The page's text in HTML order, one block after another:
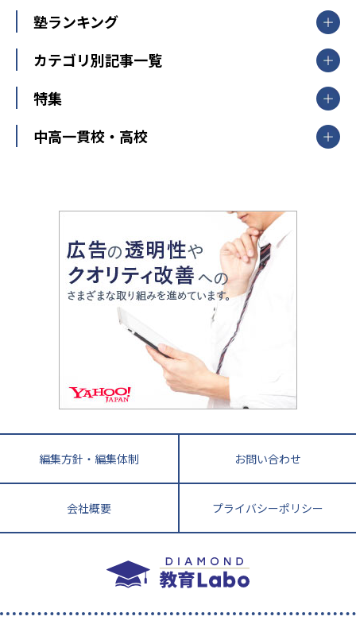
関東
東京都
神奈川県
茨城県
栃木県
群馬県
新潟県
中部
愛知県
静岡県
長野県
大阪府
兵庫県 京都府 奈良県
和歌山県
鳥取県
島根県 岡山県 広島県
香川県
高知県
長崎県 熊本県
鹿児島県 沖縄県
東京個別指導学院
明光義塾
個別教室のトライ
武田塾
個別指導
オンライン指導
塾ランキング
中学受験ランキング
カテゴリ別記事一覧
中学受験
大学受験
教育全般
大学受験塾の選び方
中学受験に熱心な市区町村ランキング
小学校受験
家庭教師
特集
開成番長直伝！子どもの受験を成功させる方法
運動と遊びを考える
情報Ⅰ、数学が苦手な人注目！最短距離の学力
アップ法
悩み多き「大学受験」相談室
英語・英会話・英検対策
小学校教師が解説！中学受験のリアル
教育ジャーナリストが徹底解説！ 大学受験の羅
中高一貫校・高校
大学入試改革
ママテクエグザム
進化する中高一貫校・高校
編集方針・編集体制 お問い合わせ
会社概要 プライバシーポリシー